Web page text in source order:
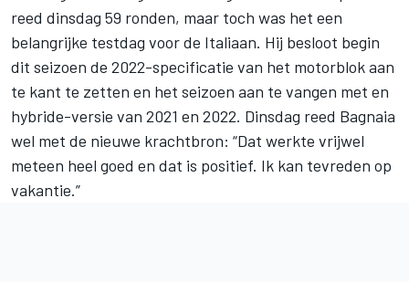
reed dinsdag 59 ronden, maar toch was het een
belangrijke testdag voor de Italiaan. Hij besloot begin
dit seizoen de 2022-specificatie van het motorblok aan
te kant te zetten en het seizoen aan te vangen met en
hybride-versie van 2021 en 2022. Dinsdag reed Bagnaia
wel met de nieuwe krachtbron: “Dat werkte vrijwel
meteen heel goed en dat is positief. Ik kan tevreden op
vakantie.”